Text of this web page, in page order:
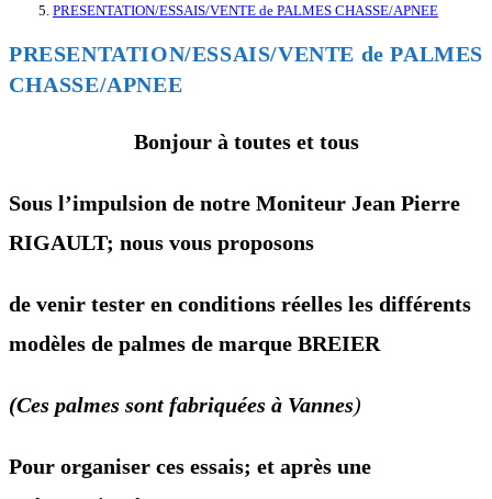
PRESENTATION/ESSAIS/VENTE de PALMES CHASSE/APNEE
PRESENTATION/ESSAIS/VENTE de PALMES
CHASSE/APNEE
Bonjour à toutes et tous
Sous l’impulsion de notre Moniteur Jean Pierre
RIGAULT; nous vous proposons
de venir tester en conditions réelles les différents
modèles de palmes de marque BREIER
(Ces palmes sont fabriquées à Vannes)
Pour organiser ces essais; et après une